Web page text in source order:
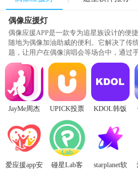
偶像应援灯
偶像应援APP是一款专为追星族设计的便
随地为偶像加油助威的便利。它解决了传
题，让用户在偶像演唱会等场合中，通过
能。无论是演唱会现场还是线上互..
JayMe周杰
4.3.7 安卓版
UPICK投票
软件官方版
v2.8.1 最新
版
KDOL韩饭
1.6.7 最新版
爱应援app安
碰星Lab客
starplanet软